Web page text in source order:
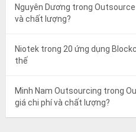
Nguyên Dương trong Outsource
và chất lượng?
Niotek trong 20 ứng dụng
thế
Minh Nam Outsourcing trong
giá chi phí và chất lượng?